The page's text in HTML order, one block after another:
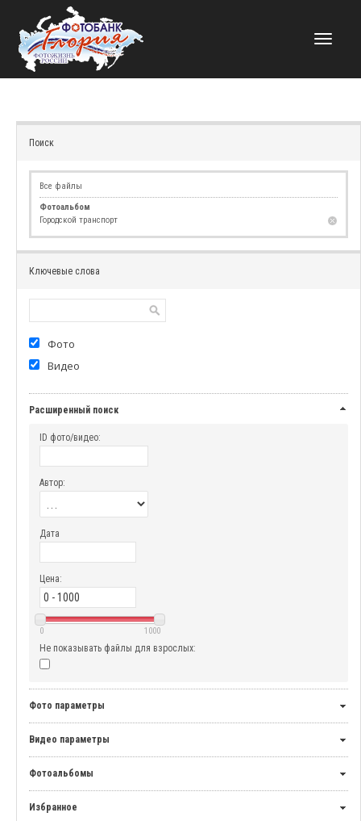
НАВИГАЦИЯ
Поиск
Все файлы
Фотоальбом
Городской транспорт
Ключевые слова
Фото
Видео
Расширенный поиск
ID фото/видео:
Автор:
Дата
Цена:
0 1000
Не показывать файлы для взрослых:
Фото параметры
Видео параметры
Фотоальбомы
Избранное